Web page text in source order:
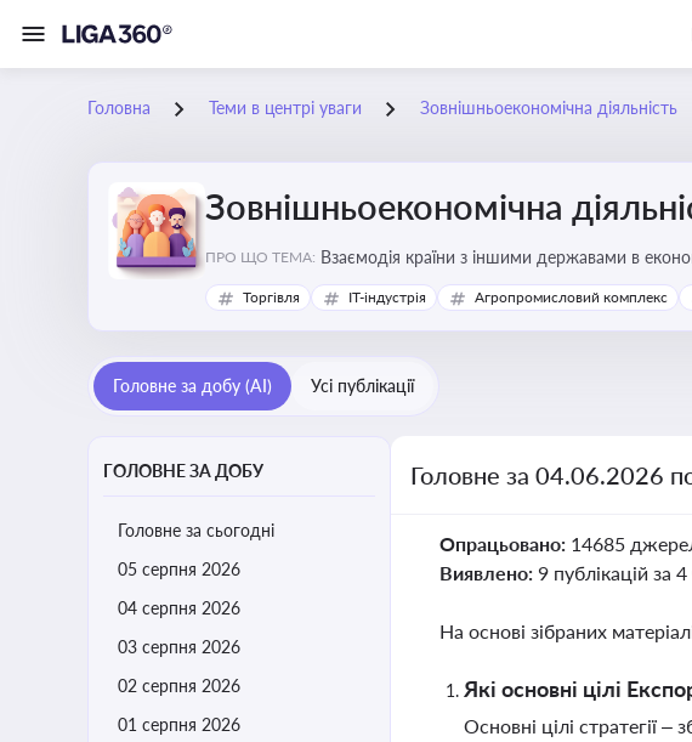
Головна Теми в центрі уваги Зовнішньоекономічна діяльність
Зовнішньоекономічна
ПРО ЩО ТЕМА: Взаємодія країни з іншими державами в
інвестиції, торгівлю, митне регулювання
Торгівля IT-індустрія Агропромисловий комплекс
Головне за добу (AI) Усі публікації
ГОЛОВНЕ ЗА ДОБУ
Головне за сьогодні
05 серпня 2026
04 серпня 2026
03 серпня 2026
02 серпня 2026
01 серпня 2026
Головне за 04.06.2026
Опрацьовано: 14685
Виявлено: 9 публікацій за
На основі зібраних
Які основні цілі
Основні цілі стратегії